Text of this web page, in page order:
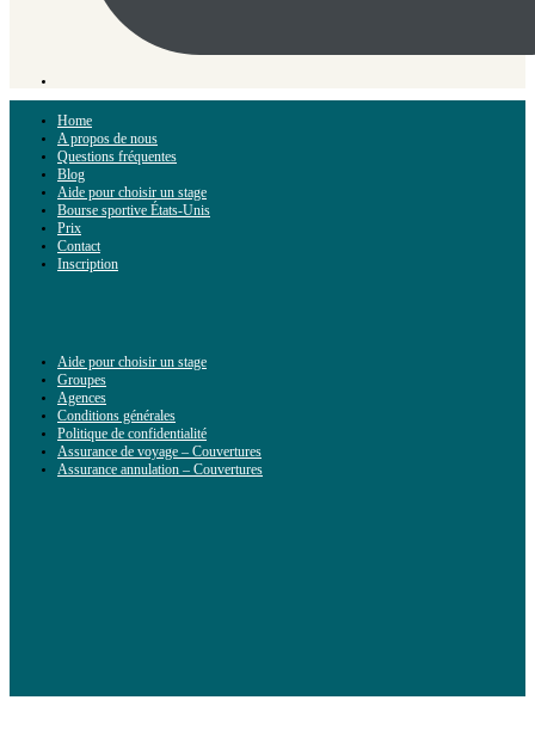
Home
A propos de nous
Questions fréquentes
Blog
Aide pour choisir un stage
Bourse sportive États-Unis
Prix
Contact
Inscription
Aide pour choisir un stage
Groupes
Agences
Conditions générales
Politique de confidentialité
Assurance de voyage – Couvertures
Assurance annulation – Couvertures